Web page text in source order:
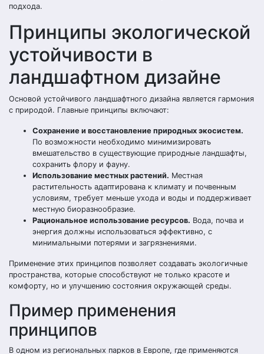
подхода.
Принципы экологической
устойчивости в
ландшафтном дизайне
Основой устойчивого ландшафтного дизайна является гармония
с природой. Главные принципы включают:
Сохранение и восстановление природных экосистем.
По возможности необходимо минимизировать
вмешательство в существующие природные ландшафты,
сохранить флору и фауну.
Использование местных растений. Местная
растительность адаптирована к климату и почвенным
условиям, требует меньше ухода и воды и поддерживает
местную биоразнообразие.
Рациональное использование ресурсов. Вода, почва и
энергия должны использоваться эффективно, с
минимальными потерями и загрязнениями.
Применение этих принципов позволяет создавать экологичные
пространства, которые способствуют не только красоте и
комфорту, но и улучшению состояния окружающей среды.
Пример применения
принципов
В одном из региональных парков в Европе, где применяются